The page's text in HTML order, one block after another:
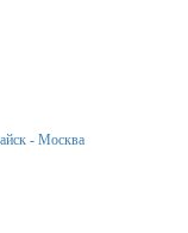
- Москва